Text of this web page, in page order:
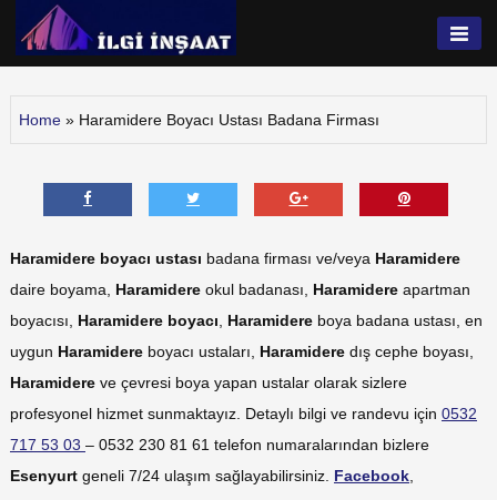
İlgi İnşaat
Home » Haramidere Boyacı Ustası Badana Firması
Haramidere boyacı ustası badana firması ve/veya Haramidere
daire boyama, Haramidere okul badanası, Haramidere apartman
boyacısı, Haramidere boyacı Haramidere boya badana ustası , en
uygun Haramidere boyacı ustaları, Haramidere dış cephe boyası,
Haramidere ve çevresi boya yapan ustalar olarak sizlere
profesyonel hizmet sunmaktayız. Detaylı bilgi ve randevu için 0532
717 53 03 – 0532 230 81 61 telefon numaralarından bizlere
Esenyurt geneli 7/24 ulaşım sağlayabilirsiniz. Facebook